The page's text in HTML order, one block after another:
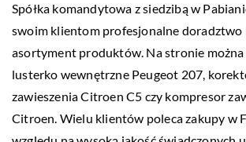
Spółka komandytowa z siedzibą w
swoim klientom profesjonalne doradztwo
asortyment produktów. Na stronie można
lusterko wewnętrzne Peugeot 207,
zawieszenia Citroen C5 czy kompresor
Citroen. Wielu klientów poleca zakupy w